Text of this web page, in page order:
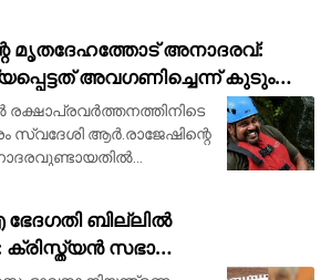
പൊലീസിന്
മൃതദേഹത്തോട് അനാദരവ്:
അവഗണിച്ചെന്ന് കുടുംബം;
ഗുരുതര
രക്ഷാപ്രവര്‍ത്തനത്തിനിടെ
സ്വദേശി ആര്‍.രാജേഷിന്റെ
കുടുംബം.
ബില്ലിൽ
ക്രിസ്ത്യൻ സഭാ